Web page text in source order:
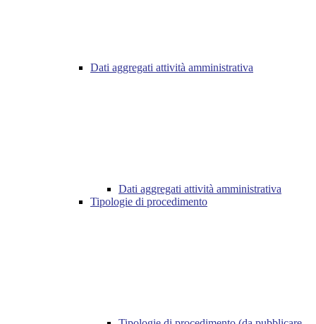
Dati aggregati attività amministrativa
Dati aggregati attività amministrativa
Tipologie di procedimento